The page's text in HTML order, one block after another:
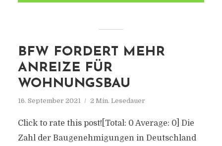
BFW FORDERT MEHR
ANREIZE FÜR
WOHNUNGSBAU
16. September 2021 2 Min. Lesedauer
Click to rate this post![Total: 0 Average: 0] Die
Zahl der Baugenehmigungen in Deutschland